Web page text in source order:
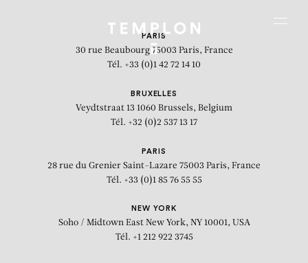
PARIS
30 rue Beaubourg 75003 Paris, France
Tél. +33 (0)1 42 72 14 10
BRUXELLES
Veydtstraat 13 1060 Brussels, Belgium
Tél. +32 (0)2 537 13 17
PARIS
28 rue du Grenier Saint-Lazare 75003 Paris, France
Tél. +33 (0)1 85 76 55 55
NEW YORK
Soho / Midtown East New York, NY 10001, USA
Tél. +1 212 922 3745